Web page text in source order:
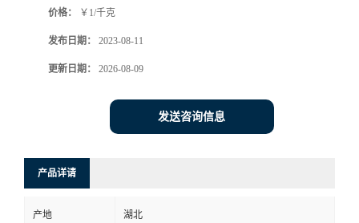
价格： ￥1/千克
发布日期： 2023-08-11
更新日期： 2026-08-09
发送咨询信息
产品详请
产地 湖北